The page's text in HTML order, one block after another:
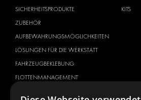
SICHERHEITSPRODUKTE
ZUBEHÖR
AUFBEWAHRUNGSMÖGLICHKEITEN
LÖSUNGEN FÜR DIE WERKSTATT
FAHRZEUGBEKLEBUNG
FLOTTENMANAGEMENT
KITS